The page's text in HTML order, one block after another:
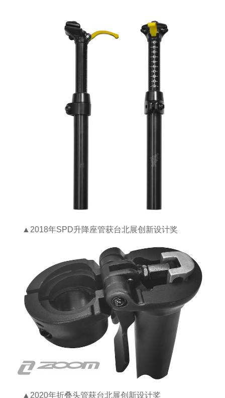
▲2018年SPD升降座管获台北展创新设计奖
▲2020年折叠头管获台北展创新设计奖